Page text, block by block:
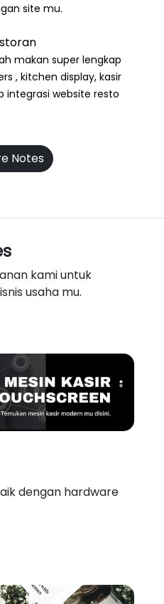
site mu.
makan super lengkap
, kitchen display, kasir
integrasi website resto
Notes
kami untuk
usaha mu.
dengan hardware